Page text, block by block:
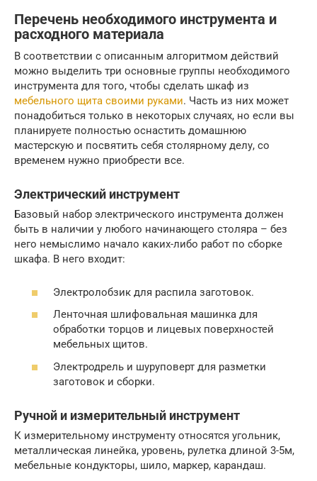
Перечень необходимого инструмента и
расходного материала
В соответствии с описанным алгоритмом действий
можно выделить три основные группы необходимого
инструмента для того, чтобы сделать шкаф из
мебельного щита своими руками. Часть из них может
понадобиться только в некоторых случаях, но если вы
планируете полностью оснастить домашнюю
мастерскую и посвятить себя столярному делу, со
временем нужно приобрести все.
Электрический инструмент
Базовый набор электрического инструмента должен
быть в наличии у любого начинающего столяра – без
него немыслимо начало каких-либо работ по сборке
шкафа. В него входит:
Электролобзик для распила заготовок.
Ленточная шлифовальная машинка для
обработки торцов и лицевых поверхностей
мебельных щитов.
Электродрель и шуруповерт для разметки
заготовок и сборки.
Ручной и измерительный инструмент
К измерительному инструменту относятся угольник,
металлическая линейка, уровень, рулетка длиной 3-5м,
мебельные кондукторы, шило, маркер, карандаш.